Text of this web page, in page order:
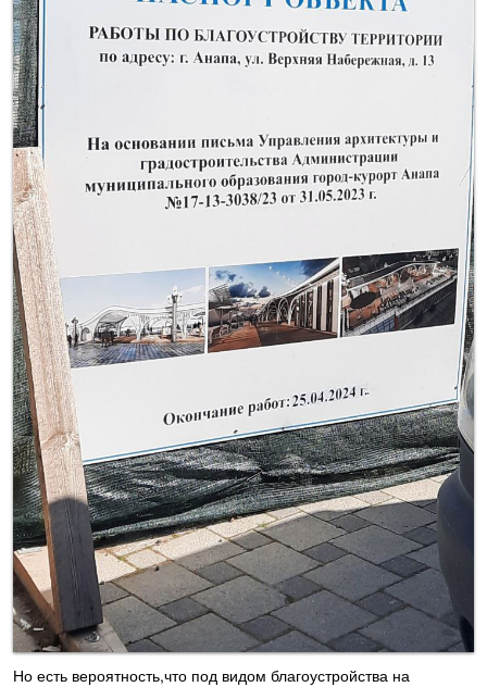
Но есть вероятность,что под видом благоустройства на